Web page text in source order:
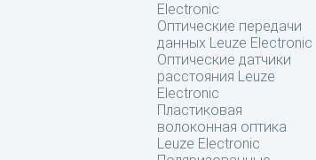
Electronic
Оптические передачи
данных Leuze Electronic
Оптические датчики
расстояния Leuze
Electronic
Пластиковая
волоконная оптика
Leuze Electronic